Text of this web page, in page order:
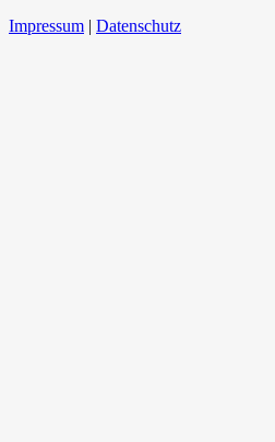
Impressum
Datenschutz